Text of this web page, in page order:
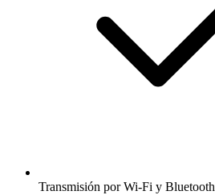
Transmisión por Wi-Fi y Bluetooth